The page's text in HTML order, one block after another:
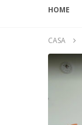
HOME
CASA